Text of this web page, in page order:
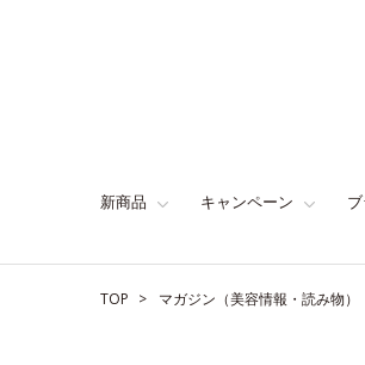
新商品 キャンペーン
TOP マガジン（美容情報・読み物）